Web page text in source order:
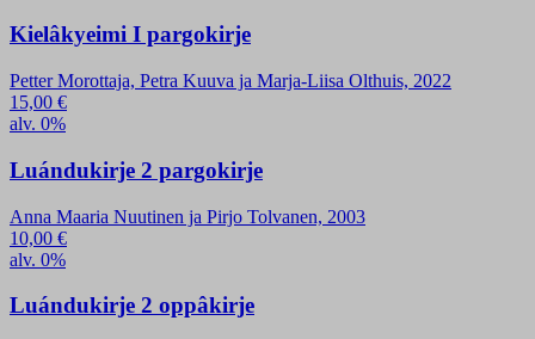
Kielâkyeimi I pargokirje
Petter Morottaja, Petra Kuuva ja Marja-Liisa Olthuis, 2022
15,00 €
alv. 0%
Luándukirje 2 pargokirje
Anna Maaria Nuutinen ja Pirjo Tolvanen, 2003
10,00 €
alv. 0%
Luándukirje 2 oppâkirje